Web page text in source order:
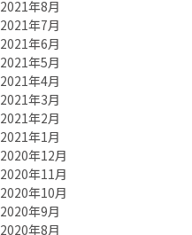
2021年8月
2021年7月
2021年6月
2021年5月
2021年4月
2021年3月
2021年2月
2021年1月
2020年12月
2020年11月
2020年10月
2020年9月
2020年8月